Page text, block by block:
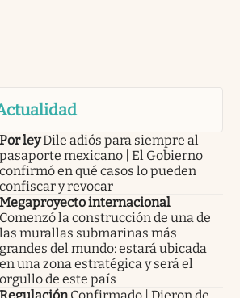
Por leyDile adiós para siempre al
pasaporte mexicano | El Gobierno
confirmó en qué casos lo pueden
confiscar y revocar
Megaproyecto internacional
Comenzó la construcción de una de
las murallas submarinas más
grandes del mundo: estará ubicada
en una zona estratégica y será el
orgullo de este país